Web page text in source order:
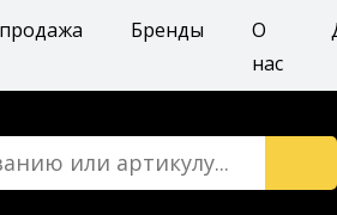
Бренды
О
нас